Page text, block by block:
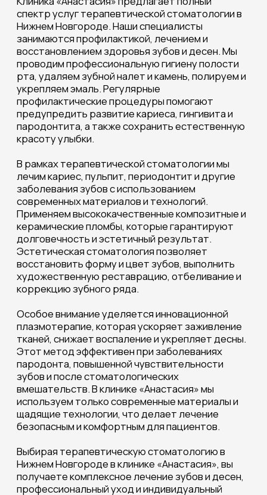
будущих проблем.
Косметология
Пластическая хирургия
Стоматология
Лазерные технологии
Дерматология
Контакты
+7 (831) 260-15-35
Социальные сети
Контактная информация
пн-пт: 9:00 - 20:00, сб: 9:00 - 15:00,
вс: выходной
Центр эстетической медицины
Нижний Новгород, ул. Грузинская 46
Нижний Новгород, пр. Ленина 1
пн-пт: 9:00 - 20:00, сб: 9:00 - 15:00,
вс: выходной
Клиника пластической хирургии
Нижний Новгород, пр. Ленина 1
Для
пациентов
КЛИНИКА «АНАСТАСИЯ»
Работаем для вас с 1992 г.